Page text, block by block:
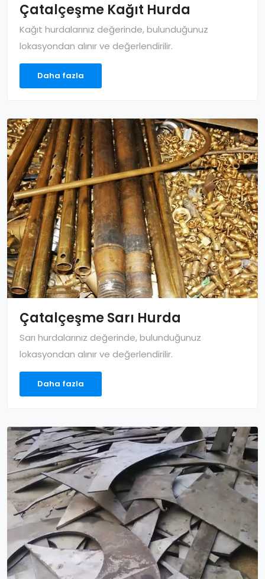
Çatalçeşme Kağıt Hurda
Kağıt hurdalarınız değerinde, bulunduğunuz
lokasyondan alınır ve değerlendirilir.
Daha fazla
Çatalçeşme Sarı Hurda
Sarı hurdalarınız değerinde, bulunduğunuz
lokasyondan alınır ve değerlendirilir.
Daha fazla